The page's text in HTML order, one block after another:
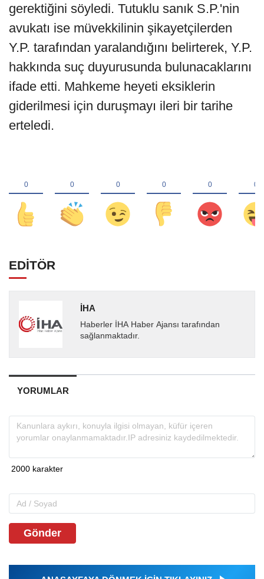
gerektiğini söyledi. Tutuklu sanık S.P.'nin
avukatı ise müvekkilinin şikayetçilerden
Y.P. tarafından yaralandığını belirterek, Y.P.
hakkında suç duyurusunda bulunacaklarını
ifade etti. Mahkeme heyeti eksiklerin
giderilmesi için duruşmayı ileri bir tarihe
erteledi.
EDİTÖR
İHA
Haberler İHA Haber Ajansı tarafından
sağlanmaktadır.
YORUMLAR
Gönder